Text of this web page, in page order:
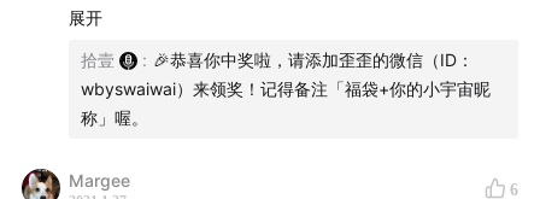
们“活在当下”的一首歌，这看似简单的四个字，包含了对于
己真的很容易被困在一些无意义的纠结当中，也会excessive
worry很多没有发生的事情。“明年保了寿命，谁说一定有伴
侣和东京。”所以应尽兴时请尽兴，下次或许会更美好，但又
因为此刻一切的正好，其实已是撮合了无尽的偶然又或是几
展开
拾壹 : 🎉恭喜你中奖啦，请添加歪歪的微信（ID：
wbyswaiwai）来领奖！记得备注「福袋+你的小宇宙昵
称」喔。
Margee 6